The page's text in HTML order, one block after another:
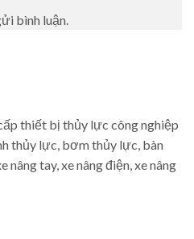
bình luận.
thiết bị thủy lực công nghiệp
thủy lực, bơm thủy lực, bàn
nâng tay, xe nâng điện, xe nâng